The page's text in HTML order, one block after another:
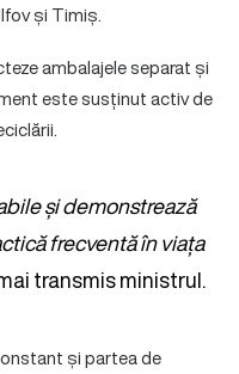
și Timiș.
ambalajele separat și
este susținut activ de
și demonstrează
frecventă în viața
transmis ministrul.
și partea de